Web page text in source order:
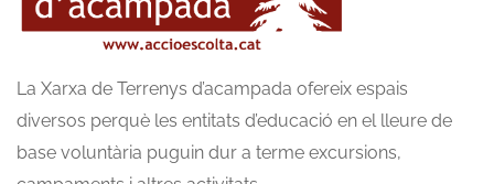
La Xarxa de Terrenys d’acampada ofereix espais
diversos perquè les entitats d’educació en el lleure de
base voluntària puguin dur a terme excursions,